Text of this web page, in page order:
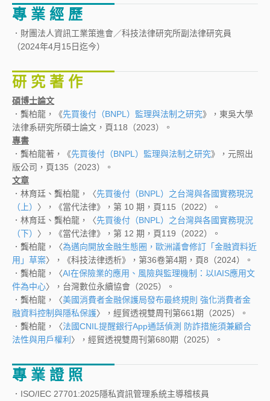
專 業 經 歷
．財團法人資訊工業策進會／科技法律研究所副法律研究員
（2024年4月15日迄今）
研 究 著 作
碩博士論文
．龔柏龍，《先買後付（BNPL）監理與法制之研究》，東吳大學
法律系研究所碩士論文，頁118（2023）。
專書
．龔柏龍著，《先買後付（BNPL）監理與法制之研究》，元照出
版公司，頁135（2023）。
文章
．林育廷、龔柏龍，〈先買後付（BNPL）之台灣與各國實務現況
（上） 〉，《當代法律》，第 10 期，頁115（2022）。
．林育廷、龔柏龍，〈先買後付（BNPL）之台灣與各國實務現況
（下） 〉，《當代法律》，第 12 期，頁119（2022）。
．龔柏龍，〈為邁向開放金融生態圈，歐洲議會修訂「金融資料近
用」草案〉，《科技法律透析》，第36卷第4期，頁8（2024）。
．龔柏龍，〈AI在保險業的應用、風險與監理機制：以IAIS應用文
件為中心〉，台灣數位永續協會（2025）。
．龔柏龍，〈美國消費者金融保護局發布最終規則 強化消費者金
融資料控制與隱私保護〉，經貿透視雙周刊第661期（2025）。
．龔柏龍，〈法國CNIL提醒銀行App通話偵測 防詐措施須兼顧合
法性與用戶權利 〉，經貿透視雙周刊第680期（2025）。
專 業 證 照
．ISO/IEC 27701:2025隱私資訊管理系統主導稽核員